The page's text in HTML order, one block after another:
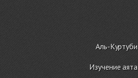
Аль-Куртуби
Изучение аята